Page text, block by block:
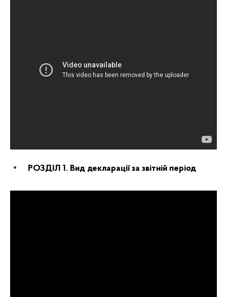
РОЗДІЛ 1. Вид декларації за звітній період